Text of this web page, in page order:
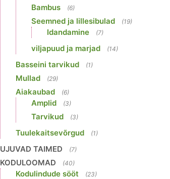
Bambus (6)
Seemned ja lillesibulad (19)
Idandamine (7)
viljapuud ja marjad (14)
Basseini tarvikud (1)
Mullad (29)
Aiakaubad (6)
Amplid (3)
Tarvikud (3)
Tuulekaitsevõrgud (1)
UJUVAD TAIMED (7)
KODULOOMAD (40)
Kodulindude sööt (23)